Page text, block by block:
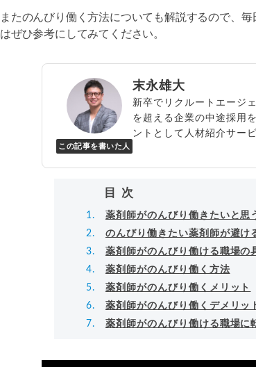
またのんびり働く方法についても解説するので、
はぜひ参考にしてみてください。
この記事を書いた人
末永雄大
新卒でリクルートエージ
を超える企業の中途採用
ントとして人材紹介サー
目次
薬剤師がのんびり働きたいと思
のんびり働きたい薬剤師が避け
薬剤師がのんびり働ける職場の
薬剤師がのんびり働く方法
薬剤師がのんびり働くメリット
薬剤師がのんびり働くデメリッ
薬剤師がのんびり働ける職場に